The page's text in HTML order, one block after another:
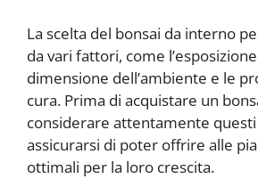
La scelta del bonsai da interno
da vari fattori, come
dimensione dell’ambiente e le
cura. Prima di acquistare un
considerare attentamente
assicurarsi di poter offrire alle
ottimali per la loro crescita.